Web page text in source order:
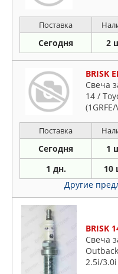
Поставка
Сегодня 2
BRISK
Свеча
14 /
Поставка
Сегодня 1
1 дн. 10
Другие
BRISK
Свеча
2.5i/